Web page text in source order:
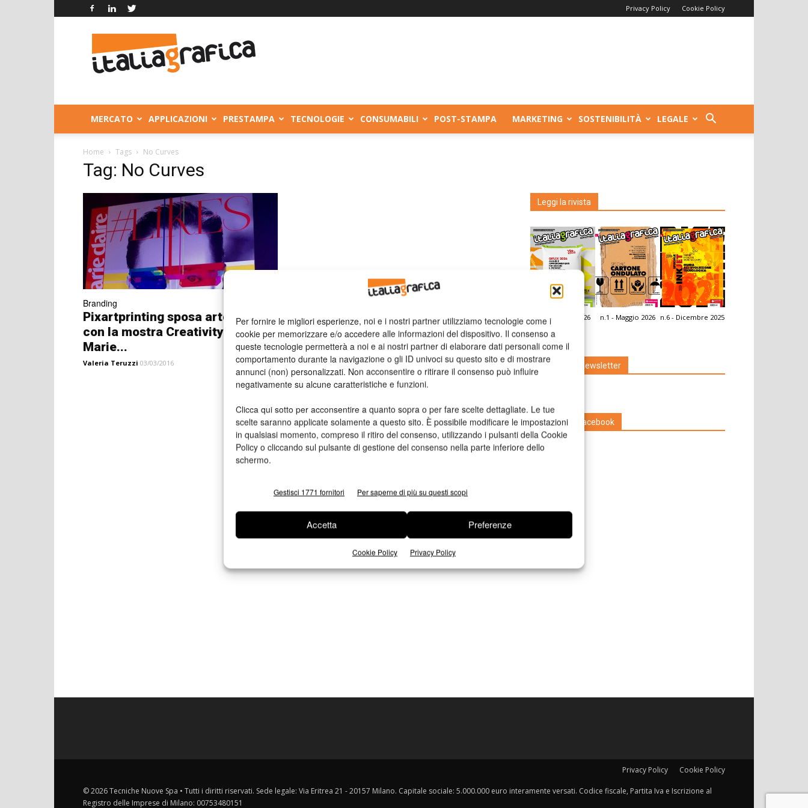
Per fornire le migliori esperienze, noi e i nostri partner utilizziamo tecnologie come i
cookie per memorizzare e/o accedere alle informazioni del dispositivo. Il consenso a
queste tecnologie permetterà a noi e ai nostri partner di elaborare dati personali come il
comportamento durante la navigazione o gli ID univoci su questo sito e di mostrare
annunci (non) personalizzati. Non acconsentire o ritirare il consenso può influire
negativamente su alcune caratteristiche e funzioni.
Clicca qui sotto per acconsentire a quanto sopra o per fare scelte dettagliate. Le tue
scelte saranno applicate solamente a questo sito. È possibile modificare le impostazioni
in qualsiasi momento, compreso il ritiro del consenso, utilizzando i pulsanti della Cookie
Policy o cliccando sul pulsante di gestione del consenso nella parte inferiore dello
schermo.
Gestisci 1771 fornitori Per saperne di più su questi scopi
Accetta Preferenze
Cookie Policy Privacy Policy
Privacy Policy Cookie Policy
Grafica
MERCATO APPLICAZIONI PRESTAMPA TECNOLOGIE CONSUMABILI POST-STAMPA MARKETING SOSTENIBILITÀ LEGALE
Home Tags No Curves
Tag: No Curves
Branding
Pixartprinting sposa arte e moda
con la mostra Creativity by
Marie...
Valeria Teruzzi 03/03/2016
Leggi la rivista
n.2 - Giugno 2026 n.1 - Maggio 2026 n.6 - Dicembre 2025
Edicola Web
Iscriviti alla newsletter
Seguici su Facebook
Privacy Policy Cookie Policy
© 2026 Tecniche Nuove Spa • Tutti i diritti riservati. Sede legale: Via Eritrea 21 - 20157 Milano. Capitale sociale: 5.000.000 euro interamente versati. Codice fiscale, Partita Iva e Iscrizione al
Registro delle Imprese di Milano: 00753480151